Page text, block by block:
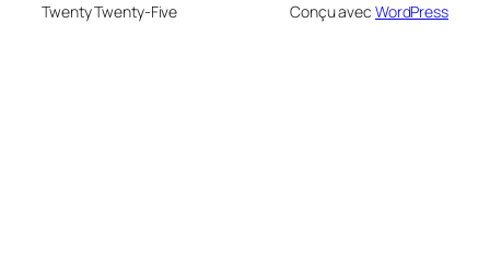
Twenty Twenty-Five Conçu avec WordPress